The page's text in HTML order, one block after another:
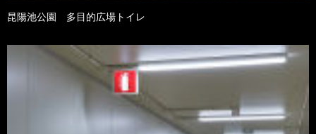
昆陽池公園 多目的広場トイレ